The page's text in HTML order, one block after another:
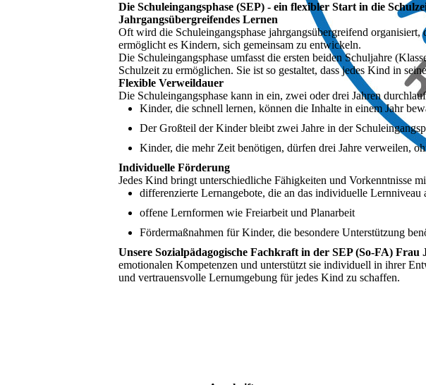
Die Schuleingangsphase (SEP) - ein flexibler Start in die
Jahrgangsübergreifendes Lernen
Oft wird die Schuleingangsphase jahrgangsübergreifend
ermöglicht es Kindern, sich gemeinsam zu entwickeln.
Die Schuleingangsphase umfasst die ersten beiden Schuljahre
Schulzeit zu ermöglichen. Sie ist so gestaltet, dass jedes Kind in
Flexible Verweildauer
Die Schuleingangsphase kann in ein, zwei oder drei Jahren
Kinder, die schnell lernen, können die Inhalte in einem Jahr
Der Großteil der Kinder bleibt zwei Jahre in der
Kinder, die mehr Zeit benötigen, dürfen drei Jahre verweilen,
Individuelle Förderung
Jedes Kind bringt unterschiedliche Fähigkeiten und Vorkenntnisse
differenzierte Lernangebote, die an das individuelle Lernniveau
offene Lernformen wie Freiarbeit und Planarbeit
Fördermaßnahmen für Kinder, die besondere Unterstützung
Unsere Sozialpädagogische Fachkraft in der SEP (So-FA) Frau
emotionalen Kompetenzen und unterstützt sie individuell in ihrer
und vertrauensvolle Lernumgebung für jedes Kind zu schaffen.